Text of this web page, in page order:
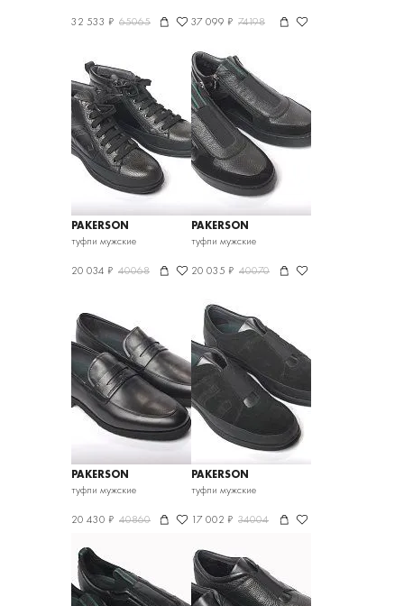
32 533 ₽ 65065 37 099 ₽ 74198
PAKERSON
туфли мужские
20 034 ₽ 40068
PAKERSON
туфли мужские
20 035 ₽ 40070
PAKERSON
туфли мужские
20 430 ₽ 40860
PAKERSON
туфли мужские
17 002 ₽ 34004